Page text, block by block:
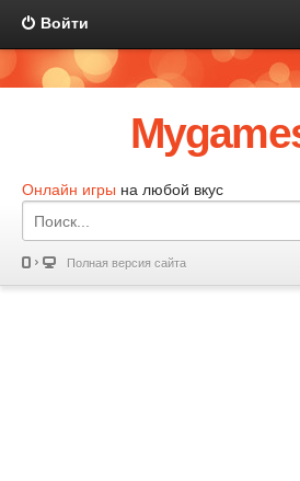
Войти
Онлайн игры на любой вкус
Полная версия сайта